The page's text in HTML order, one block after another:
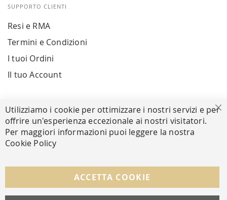
SUPPORTO CLIENTI
Resi e RMA
Termini e Condizioni
I tuoi Ordini
Il tuo Account
Facebook Instagram Whatsapp
Utilizziamo i cookie per ottimizzare i nostri servizi e per
offrire un'esperienza eccezionale ai nostri visitatori.
Per maggiori informazioni puoi leggere la nostra
Cookie Policy
ACCETTA COOKIE